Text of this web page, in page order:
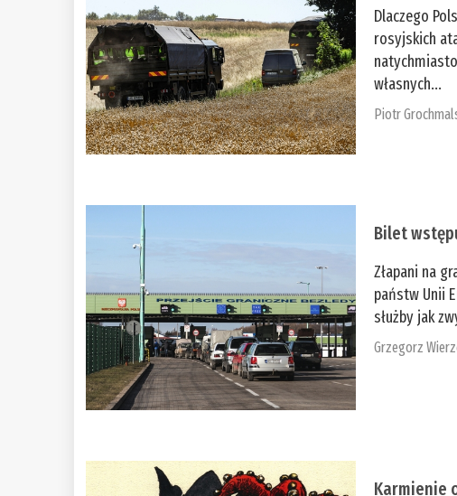
Dlaczego
rosyjskich
własnych...
Piotr
Bilet
Złapani na
państw Unii
służby jak
Grzegorz
Karmienie